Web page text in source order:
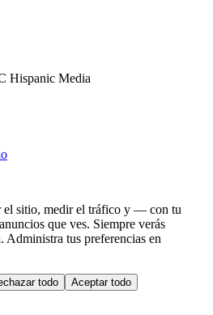
Hispanic Media
el sitio, medir el tráfico y — con tu
que ves. Siempre verás
Administra tus preferencias en
todo Aceptar todo